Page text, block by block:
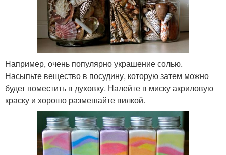
Например, очень популярно украшение солью.
Насыпьте вещество в посудину, которую затем можно
будет поместить в духовку. Налейте в миску акриловую
краску и хорошо размешайте вилкой.